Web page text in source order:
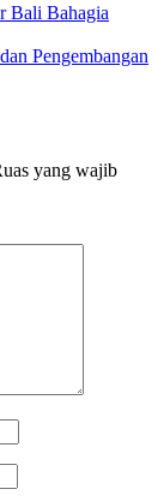
Bali Bahagia
Pengembangan
yang wajib